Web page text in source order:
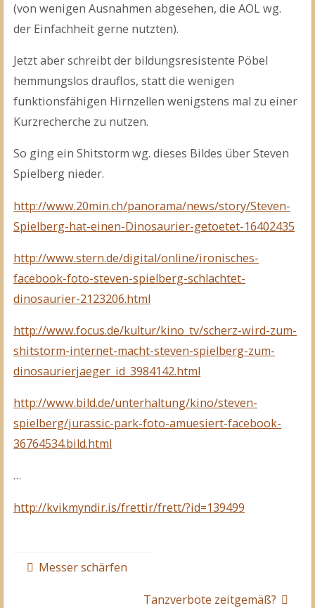
(von wenigen Ausnahmen abgesehen, die AOL wg.
der Einfachheit gerne nutzten).
Jetzt aber schreibt der bildungsresistente Pöbel
hemmungslos drauflos, statt die wenigen
funktionsfähigen Hirnzellen wenigstens mal zu einer
Kurzrecherche zu nutzen.
So ging ein Shitstorm wg. dieses Bildes über Steven
Spielberg nieder.
http://www.20min.ch/panorama/news/story/Steven-
Spielberg-hat-einen-Dinosaurier-getoetet-16402435
http://www.stern.de/digital/online/ironisches-
facebook-foto-steven-spielberg-schlachtet-
dinosaurier-2123206.html
http://www.focus.de/kultur/kino_tv/scherz-wird-zum-
shitstorm-internet-macht-steven-spielberg-zum-
dinosaurierjaeger_id_3984142.html
http://www.bild.de/unterhaltung/kino/steven-
spielberg/jurassic-park-foto-amuesiert-facebook-
36764534.bild.html
…
http://kvikmyndir.is/frettir/frett/?id=139499
Messer schärfen
Tanzverbote zeitgemäß?